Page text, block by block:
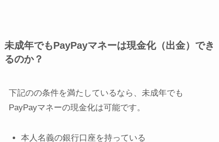
未成年でもPayPayマネーは現金化（出金）でき
るのか？
下記のの条件を満たしているなら、未成年でも
PayPayマネーの現金化は可能です。
本人名義の銀行口座を持っている